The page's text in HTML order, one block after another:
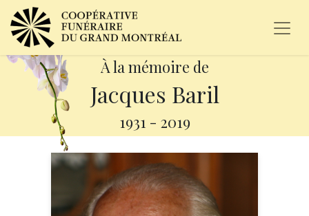
À la mémoire de
Jacques Baril
1931 - 2019